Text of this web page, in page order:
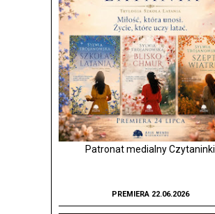
Patronat medialny Czytaninki
PREMIERA 22.06.2026